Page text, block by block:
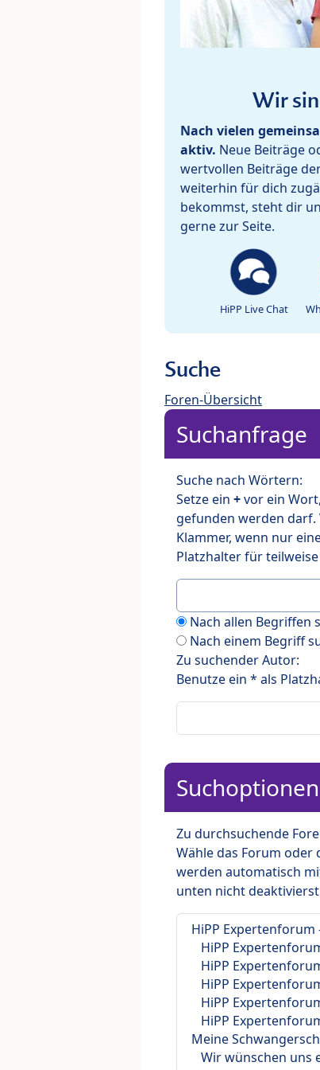
Wir
Nach vielen
aktiv. Neue Beiträge
wertvollen Beiträge
weiterhin für dich
bekommst, steht dir
gerne zur Seite.
HiPP Live Chat
Suche
Foren-Übersicht
Suchanfrage
Suche nach Wörtern:
Setze ein +vor ein
gefunden werden
Klammer, wenn nur
Platzhalter für
Nach allen Begriffen
Nach einem Begriff
Zu suchender Autor:
Benutze ein * als
Suchoptionen
Zu durchsuchende
Wähle das Forum oder
werden automatisch
unten nicht